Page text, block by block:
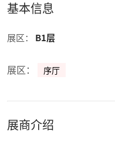
基本信息
展区： B1层
展区： 序厅
展商介绍